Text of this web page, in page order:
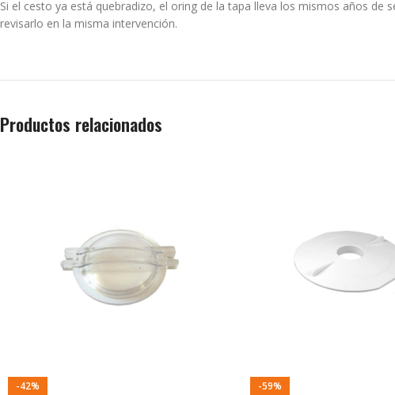
Si el cesto ya está quebradizo, el oring de la tapa lleva los mismos años de
revisarlo en la misma intervención.
Productos relacionados
-42% -59%